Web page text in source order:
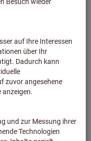
und
an die Hoffmann
Eingabefehler
Kosten.
per Knopfdruck in
um die
um daraus